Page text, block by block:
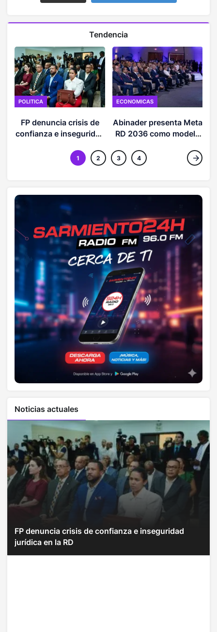
Tendencia
POLITICA
FP denuncia crisis de
confianza e inseguridad
ECONOMICAS
Abinader presenta Meta
RD 2036 como modelo
1 2 3 4
Noticias actuales
FP denuncia crisis de confianza e inseguridad
jurídica en la RD